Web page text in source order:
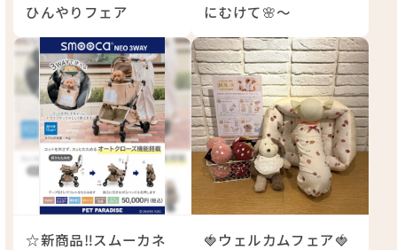
ひんやりフェア
にむけて🌸～
☆新商品‼スムーカネ
🍓ウェルカムフェア🍓